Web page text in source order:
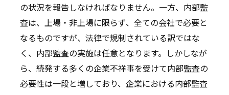
の状況を報告しなければなりません。一方、内部監
査は、上場・非上場に限らず、全ての会社で必要と
なるものですが、法律で規制されている訳ではな
く、内部監査の実施は任意となります。しかしなが
ら、続発する多くの企業不祥事を受けて内部監査の
必要性は一段と増しており、企業における内部監査